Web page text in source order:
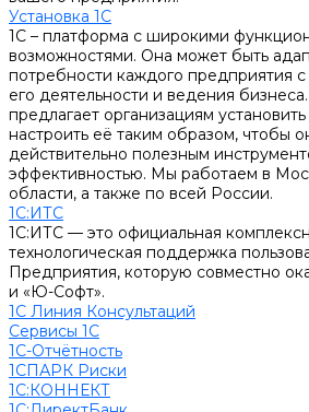
Установка 1С
1С – платформа с широкими
возможностями. Она может быть
потребности каждого предприятия
его деятельности и ведения
предлагает организациям
настроить её таким образом, чтобы
действительно полезным
эффективностью. Мы работаем в
области, а также по всей России.
1С:ИТС
1С:ИТС — это официальная
технологическая поддержка
Предприятия, которую совместно
и «Ю-Софт».
1С Линия Консультаций
Сервисы 1С
1С-Отчётность
1СПАРК Риски
1С:КОННЕКТ